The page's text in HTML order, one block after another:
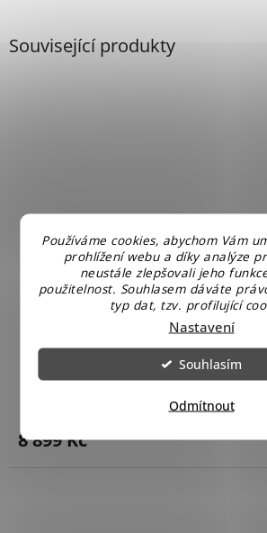
Používáme cookies, abychom Vám
prohlížení webu a díky analýze
neustále zlepšovali jeho
použitelnost. Souhlasem dáváte
typ dat, tzv. profilující
Nastavení
Odmítnout
Souhlasím
Související produkty
8 899 Kč